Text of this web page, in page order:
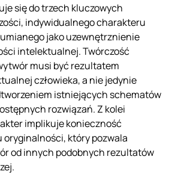
się do trzech kluczowych
indywidualnego charakteru
jako uzewnętrznienie
intelektualnej. Twórczość
musi być rezultatem
człowieka, a nie jedynie
istniejących schematów
rozwiązań. Z kolei
implikuje konieczność
który pozwala
od innych podobnych rezultatów